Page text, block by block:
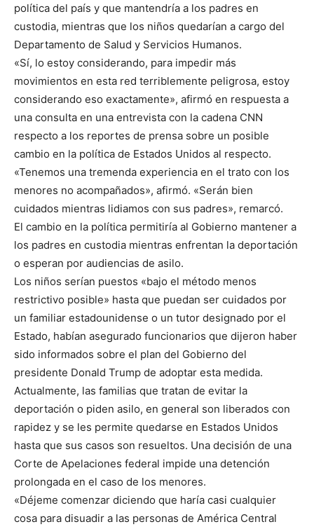
política del país y que mantendría a los padres en
custodia, mientras que los niños quedarían a cargo del
Departamento de Salud y Servicios Humanos.
«Sí, lo estoy considerando, para impedir más
movimientos en esta red terriblemente peligrosa, estoy
considerando eso exactamente», afirmó en respuesta a
una consulta en una entrevista con la cadena CNN
respecto a los reportes de prensa sobre un posible
cambio en la política de Estados Unidos al respecto.
«Tenemos una tremenda experiencia en el trato con los
menores no acompañados», afirmó. «Serán bien
cuidados mientras lidiamos con sus padres», remarcó.
El cambio en la política permitiría al Gobierno mantener a
los padres en custodia mientras enfrentan la deportación
o esperan por audiencias de asilo.
Los niños serían puestos «bajo el método menos
restrictivo posible» hasta que puedan ser cuidados por
un familiar estadounidense o un tutor designado por el
Estado, habían asegurado funcionarios que dijeron haber
sido informados sobre el plan del Gobierno del
presidente Donald Trump de adoptar esta medida.
Actualmente, las familias que tratan de evitar la
deportación o piden asilo, en general son liberados con
rapidez y se les permite quedarse en Estados Unidos
hasta que sus casos son resueltos. Una decisión de una
Corte de Apelaciones federal impide una detención
prolongada en el caso de los menores.
«Déjeme comenzar diciendo que haría casi cualquier
cosa para disuadir a las personas de América Central